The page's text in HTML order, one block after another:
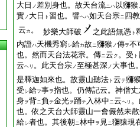
大日 ノ差別身也。故天台流ニハ 以獼猴
實ノ 大日 ト 習也。譬ヘハ如天台宗ニ四教
云 カ 。 妙樂大師破 之此語無憑 ト
内證ハ天機秀窮シ給カ故ニ獼猴ノ傳ヲ不
也。然而天台法花宗。傳ニ云 ク 。受 ト
云ヘリ 。此天台宗ノ至極甚深ノ 大事也
是釋迦如來也。故靈山聽法 ト 云テ獼
受 シ給フ事ヲ指也。仍傳記云。神僧丈
身ヲ背ニ負テ金光ヲ踊テ 入林中ニ云ヘリ
也。依之天台大師靈山一會儼然未
給シ者也。其後朝ニ林中 ヲ 見ニ獼猿現